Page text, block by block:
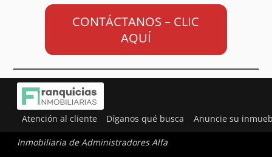
CONTÁCTANOS – CLIC
AQUÍ
Atención al cliente Díganos qué busca Anuncie su
Inmobiliaria de Administradores Alfa